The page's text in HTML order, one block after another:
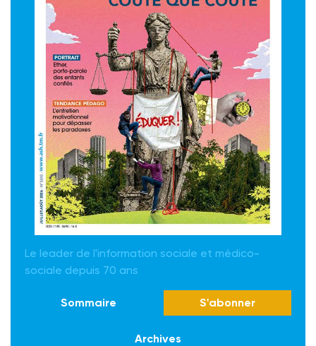
Le leader de l'information sociale et médico-
sociale depuis 70 ans
Sommaire S'abonner
Archives